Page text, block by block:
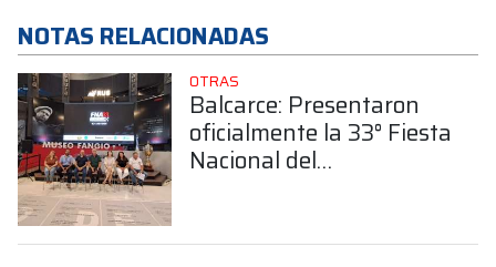
NOTAS RELACIONADAS
OTRAS
Balcarce: Presentaron
oficialmente la 33° Fiesta
Nacional del